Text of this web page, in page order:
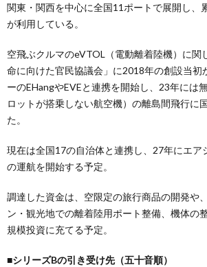
関東・関西を中心に全国11ポートで展開し、
が利用している。
空飛ぶクルマのeVTOL（電動離着陸機）に関
命に向けた官民協議会」に2018年の創設当初
ーのEHangやEVEと連携を開始し、23年には
ロットが搭乗しない航空機）の離島間飛行に
た。
現在は全国17の自治体と連携し、27年にエア
の運航を開始する予定。
調達した資金は、空限定の旅行商品の開発や
ン・観光地での離着陸用ポート整備、機体の
規模投資に充てる予定。
■シリーズBの引き受け先（五十音順）